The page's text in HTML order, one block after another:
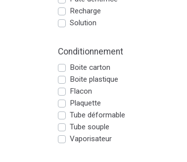
Recharge
Solution
Conditionnement
Boite carton
Boite plastique
Flacon
Plaquette
Tube déformable
Tube souple
Vaporisateur